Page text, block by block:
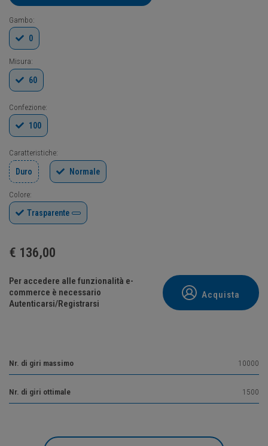
Gambo:
0
Misura:
60
Confezione:
100
Caratteristiche:
Duro
Normale
Colore:
Trasparente
€ 136,00
Per accedere alle funzionalità e-
commerce è necessario
Autenticarsi/Registrarsi
Acquista
Nr. di giri massimo 10000
Nr. di giri ottimale 1500